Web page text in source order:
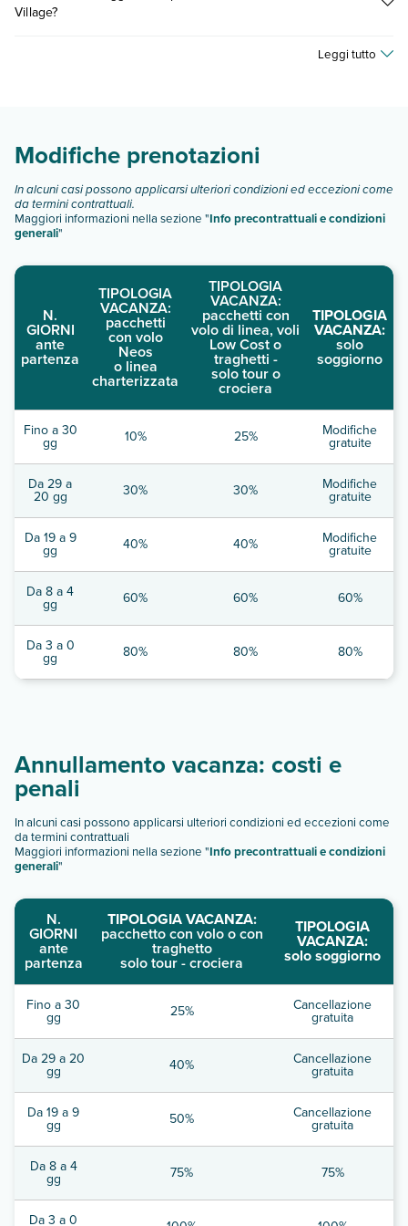
Scopri maggiori dettagli nel paragrafo dedicato "
Village?
base a vari fattori (per es. date, condizioni dell'hotel, ecc). Per
Leggi tutto
Modifiche prenotazioni
In alcuni casi possono applicarsi ulteriori condizioni ed eccezioni come
da termini contrattuali.
Maggiori informazioni nella sezione "Info precontrattuali e condizioni
generali"
N.
GIORNI
ante
partenza
TIPOLOGIA
VACANZA:
pacchetti
con volo
Neos
o linea
charterizzata
TIPOLOGIA
VACANZA:
pacchetti con
volo di linea, voli
Low Cost o
traghetti -
solo tour o
crociera
TIPOLOGIA
VACANZA:
solo
soggiorno
Fino a 30
gg 10% 25% Modifiche
gratuite
Da 29 a
20 gg 30% 30% Modifiche
gratuite
Da 19 a 9
gg 40% 40% Modifiche
gratuite
Da 8 a 4
gg 60% 60% 60%
Da 3 a 0
gg 80% 80% 80%
Annullamento vacanza: costi e
penali
In alcuni casi possono applicarsi ulteriori condizioni ed eccezioni come
da termini contrattuali
Maggiori informazioni nella sezione "Info precontrattuali e condizioni
generali"
N.
GIORNI
ante
partenza
TIPOLOGIA VACANZA:
pacchetto con volo o con
traghetto
solo tour - crociera
TIPOLOGIA
VACANZA:
solo soggiorno
Fino a 30
gg 25% Cancellazione
gratuita
Da 29 a 20
gg 40% Cancellazione
gratuita
Da 19 a 9
gg 50% Cancellazione
gratuita
Da 8 a 4
gg 75% 75%
Da 3 a 0